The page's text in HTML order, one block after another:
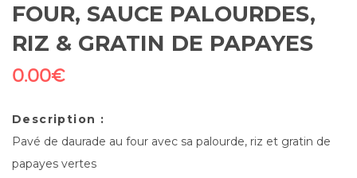
FOUR, SAUCE PALOURDES,
RIZ & GRATIN DE PAPAYES
0.00€
Description :
Pavé de daurade au four avec sa palourde, riz et gratin de
papayes vertes